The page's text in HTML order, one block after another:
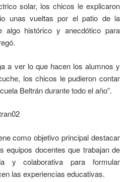
solar, los chicos le explicaron
unas vueltas por el patio de la
algo histórico y anecdótico para
a ver lo que hacen los alumnos y
los chicos le pudieron contar
Beltrán durante todo el año”.
como objetivo principal destacar
equipos docentes que trabajan de
y colaborativa para formular
las experiencias educativas.